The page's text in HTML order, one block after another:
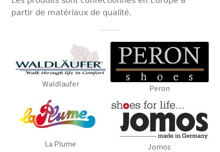
Magasin
Information
Presse
partir de matériaux de qualité.
Waldlaufer Peron
La Plume Jomos